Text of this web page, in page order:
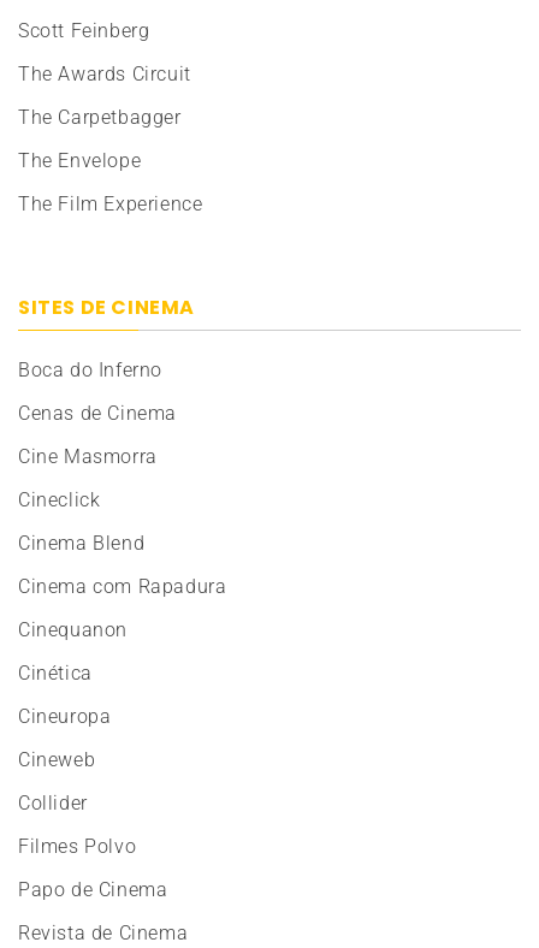
Scott Feinberg
The Awards Circuit
The Carpetbagger
The Envelope
The Film Experience
SITES DE CINEMA
Boca do Inferno
Cenas de Cinema
Cine Masmorra
Cineclick
Cinema Blend
Cinema com Rapadura
Cinequanon
Cinética
Cineuropa
Cineweb
Collider
Filmes Polvo
Papo de Cinema
Revista de Cinema